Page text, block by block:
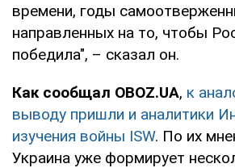
времени, годы
направленных на то, чтобы
победила", – сказал он.
Как сообщал OBOZ.UA, к
выводу пришли и аналитики
изучения войны ISW. По их
Украина уже формирует